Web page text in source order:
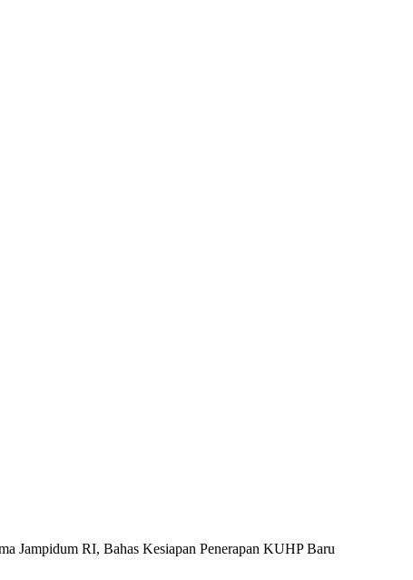
Jampidum RI, Bahas Kesiapan Penerapan KUHP Baru